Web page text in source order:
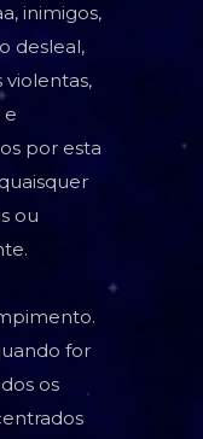
inimigos,
desleal,
violentas,
e
por esta
ou
for
os